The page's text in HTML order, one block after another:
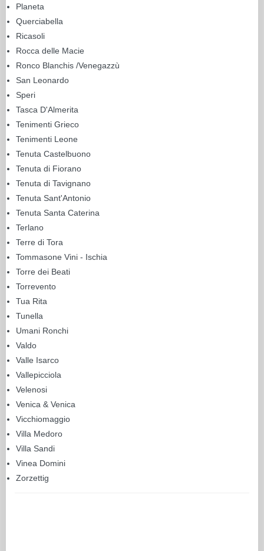
Planeta
Querciabella
Ricasoli
Rocca delle Macie
Ronco Blanchis /Venegazzù
San Leonardo
Speri
Tasca D'Almerita
Tenimenti Grieco
Tenimenti Leone
Tenuta Castelbuono
Tenuta di Fiorano
Tenuta di Tavignano
Tenuta Sant'Antonio
Tenuta Santa Caterina
Terlano
Terre di Tora
Tommasone Vini - Ischia
Torre dei Beati
Torrevento
Tua Rita
Tunella
Umani Ronchi
Valdo
Valle Isarco
Vallepicciola
Velenosi
Venica & Venica
Vicchiomaggio
Villa Medoro
Villa Sandi
Vinea Domini
Zorzettig